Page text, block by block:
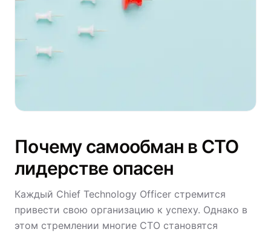
Почему самообман в CTO
лидерстве опасен
Каждый Chief Technology Officer стремится
привести свою организацию к успеху. Однако в
этом стремлении многие CTO становятся